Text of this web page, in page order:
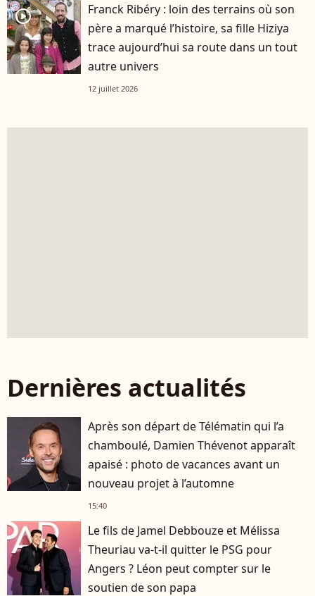
player2
Franck Ribéry : loin des terrains où son
père a marqué l’histoire, sa fille Hiziya
trace aujourd’hui sa route dans un tout
autre univers
12 juillet 2026
Dernières actualités
Après son départ de Télématin qui l’a
chamboulé, Damien Thévenot apparaît
apaisé : photo de vacances avant un
nouveau projet à l’automne
15:40
Le fils de Jamel Debbouze et Mélissa
Theuriau va-t-il quitter le PSG pour
Angers ? Léon peut compter sur le
soutien de son papa